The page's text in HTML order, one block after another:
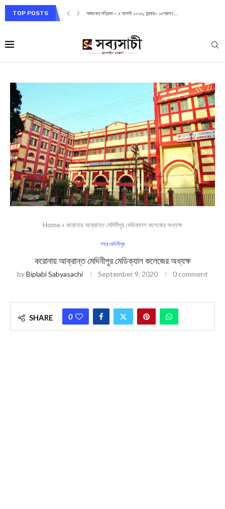
TOP POSTS আজকের পত্রিকা – ৫ আগস্ট ২০২৬, বুধবার– ১৯শ্রাবণ...
Home » করোনায় আক্রান্ত মেদিনীপুর মেডিক্যাল কলেজের অধ্যক্ষ
শহর মেদিনীপুর
করোনায় আক্রান্ত মেদিনীপুর মেডিক্যাল কলেজের অধ্যক্ষ
byBiplabi Sabyasachi September 9, 2020 0 comment
SHARE 0